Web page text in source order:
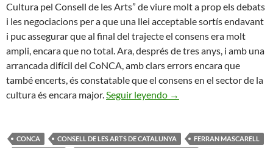
Cultura pel Consell de les Arts” de viure molt a prop els debats
i les negociacions per a que una llei acceptable sortís endavant
i puc assegurar que al final del trajecte el consens era molt
ampli, encara que no total. Ara, després de tres anys, i amb una
arrancada difícil del CoNCA, amb clars errors encara que
també encerts, és constatable que el consens en el sector de la
cultura és encara major.Seguir leyendo La Supressió del
→
CONCA CONSELL DE LES ARTS DE CATALUNYA
FERRAN MASCARELL